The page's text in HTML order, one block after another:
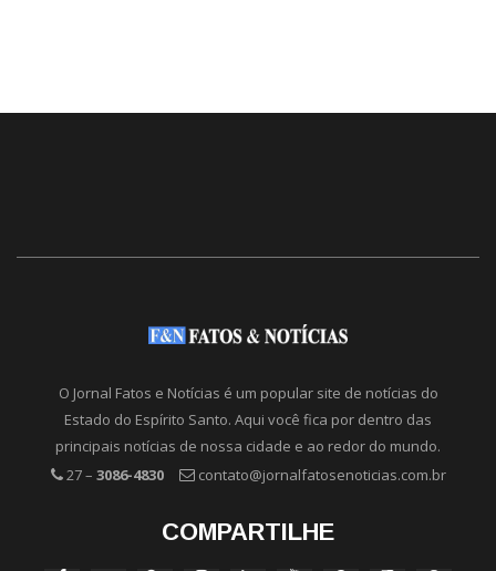
O Jornal Fatos e Notícias é um popular site de notícias do
Estado do Espírito Santo. Aqui você fica por dentro das
principais notícias de nossa cidade e ao redor do mundo.
27 – 3086-4830 contato@jornalfatosenoticias.com.br
COMPARTILHE